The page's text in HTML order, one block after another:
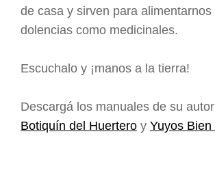
de casa y sirven para alimentarnos
dolencias como medicinales.
Escuchalo y ¡manos a la tierra!
Descargá los manuales de su
Botiquín del Huertero y Yuyos